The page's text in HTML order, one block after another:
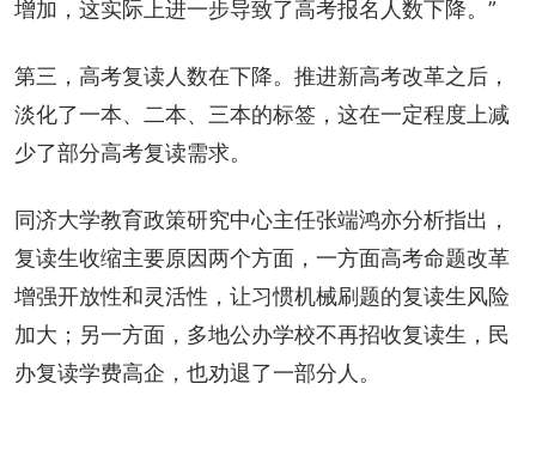
增加，这实际上进一步导致了高考报名人数下降。”
第三，高考复读人数在下降。推进新高考改革之后，
淡化了一本、二本、三本的标签，这在一定程度上减
少了部分高考复读需求。
同济大学教育政策研究中心主任张端鸿亦分析指出，
复读生收缩主要原因两个方面，一方面高考命题改革
增强开放性和灵活性，让习惯机械刷题的复读生风险
加大；另一方面，多地公办学校不再招收复读生，民
办复读学费高企，也劝退了一部分人。